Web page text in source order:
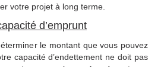
votre projet à long terme.
d’emprunt
le montant que vous pouvez
capacité d’endettement ne doit pas